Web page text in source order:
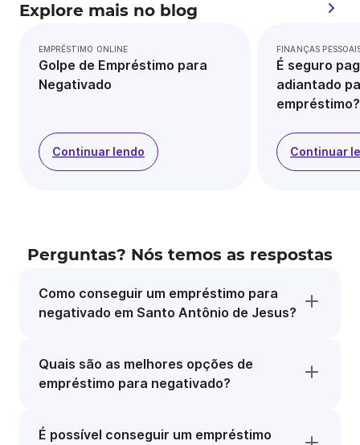
Explore mais no blog
EMPRÉSTIMO ONLINE
Golpe de Empréstimo para
Negativado
Continuar lendo
FINANÇAS
É seguro
adiantado
empréstimo?
Continuar
Perguntas? Nós temos as respostas
Como conseguir um empréstimo para
negativado em Santo Antônio de Jesus?
Quais são as melhores opções de
empréstimo para negativado?
É possível conseguir um empréstimo